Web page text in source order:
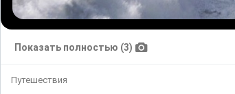
Показать полностью (3)
Путешествия